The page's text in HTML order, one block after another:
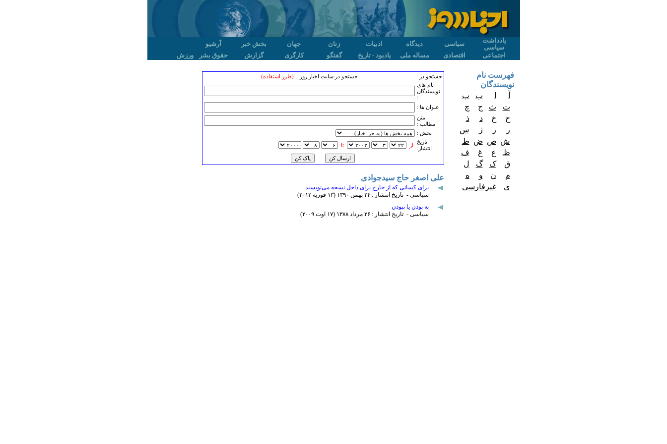
یادداشت
سیاسی
سیاسی دیدگاه ادبیات زنان جهان بخش خبر
آرشیو
اجتماعی
اقتصادی مساله ملی یادبود - تاریخ گفتگو کارگری گزارش حقوق بشر ورزش
جستجو در جستجو در سایت اخبار روز(طرز استفاده)
نام های
نویسندگان
:
عنوان ها :
متن
مطالب :
بخش :
تاريخ
انتشار:
از تا
علی اصغر حاج سیدجوادی
برای کسانی که از خارج برای داخل نسخه می‌نویسند
سیاسی - تاریخ انتشار : ۲۴ بهمن ۱٣۹۰ (۱٣ فوريه ۲۰۱۲)
به بودن یا نبودن
سیاسی - تاریخ انتشار : ۲۶ مرداد ۱٣٨٨ (۱۷ اوت ۲۰۰۹)
فهرست نام
نویسندگان
ب
پ
ت
ث ج
چ
ح
خ د
ذ
ر
ز ژ
س
ش ص ض ط
ظ
ع غ
ف
ق
ک گ
ل
م
ن و
ه
ی
غیرفارسی